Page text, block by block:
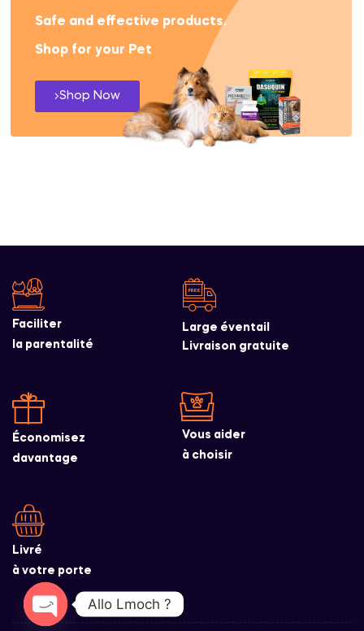
Safe and effective products.
Shop for your Pet
Shop Now
Faciliter
la parentalité
Large éventail
Livraison gratuite
Économisez
davantage
Vous aider
à choisir
Livré
à votre porte
Allo Lmoch ?